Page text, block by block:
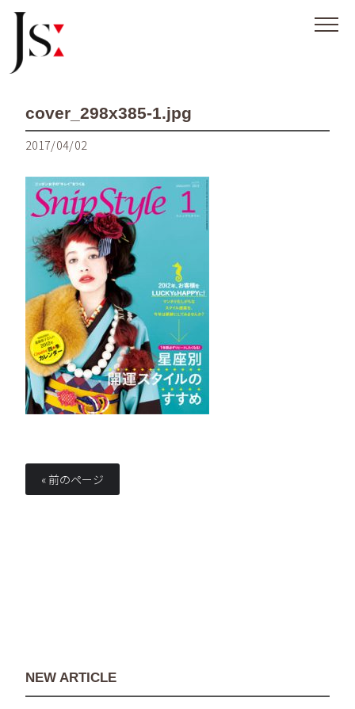
cover_298x385-1.jpg
2017/04/02
« 前のページ
NEW ARTICLE